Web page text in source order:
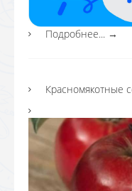
Подробнее... →
Красномякотные